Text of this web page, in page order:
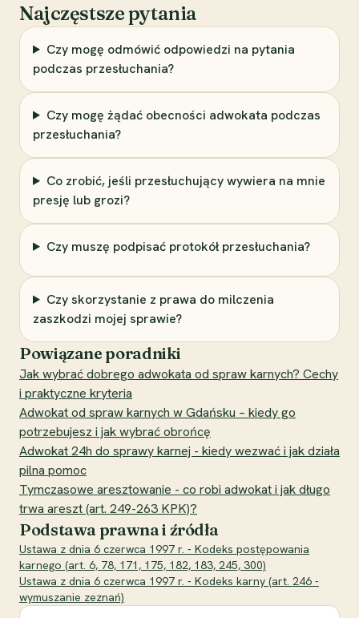
Najczęstsze pytania
Czy mogę odmówić odpowiedzi na pytania
podczas przesłuchania?
Czy mogę żądać obecności adwokata podczas
przesłuchania?
Co zrobić, jeśli przesłuchujący wywiera na mnie
presję lub grozi?
Czy muszę podpisać protokół przesłuchania?
Czy skorzystanie z prawa do milczenia
zaszkodzi mojej sprawie?
Powiązane poradniki
Jak wybrać dobrego adwokata od spraw karnych? Cechy
i praktyczne kryteria
Adwokat od spraw karnych w Gdańsku – kiedy go
potrzebujesz i jak wybrać obrońcę
Adwokat 24h do sprawy karnej - kiedy wezwać i jak działa
pilna pomoc
Tymczasowe aresztowanie - co robi adwokat i jak długo
trwa areszt (art. 249-263 KPK)?
Podstawa prawna i źródła
Ustawa z dnia 6 czerwca 1997 r. - Kodeks postępowania
karnego (art. 6, 78, 171, 175, 182, 183, 245, 300)
Ustawa z dnia 6 czerwca 1997 r. - Kodeks karny (art. 246 -
wymuszanie zeznań)